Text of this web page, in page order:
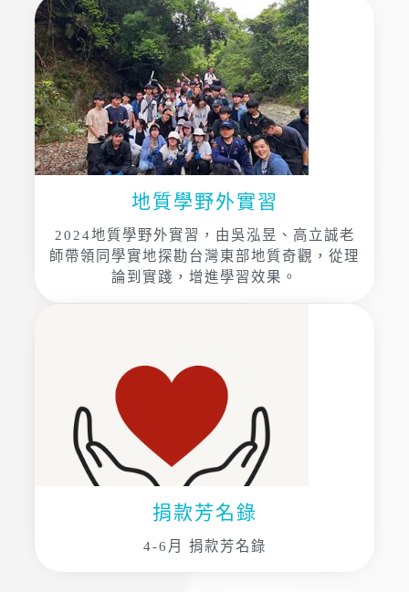
地質學野外實習
2024地質學野外實習，由吳泓昱、高立誠老
師帶領同學實地探勘台灣東部地質奇觀，從理
論到實踐，增進學習效果。
捐款芳名錄
4-6月 捐款芳名錄